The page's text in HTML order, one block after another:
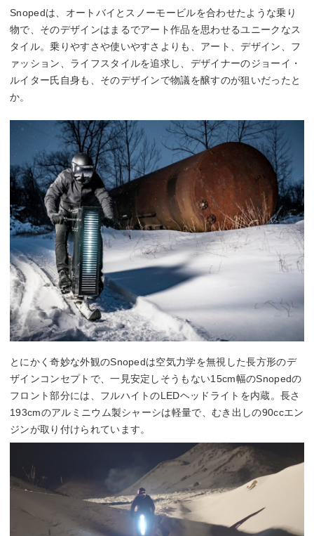
Snopedは、オートバイとスノーモービルを合わせたような乗り
物で、そのデザインはまるでアート作品を思わせるユニークなス
タイル。乗りやすさや使いやすさよりも、アート、デザイン、フ
ァッション、ライフスタイルを追求し、デザイナーのジョーイ・
ルイター氏自身も、そのデザインで物議を醸すのが狙いだったと
か。
とにかく奇妙な外観のSnopedは空気力学を無視した長方形のデ
ザインコンセプトで、一見安定しそうもない15cm幅のSnopedの
フロント部分には、フルハイトのLEDヘッドライトを内蔵。長さ
193cmのアルミニウム製シャーシは軽量で、むき出しの90ccエン
ジンが取り付けられています。